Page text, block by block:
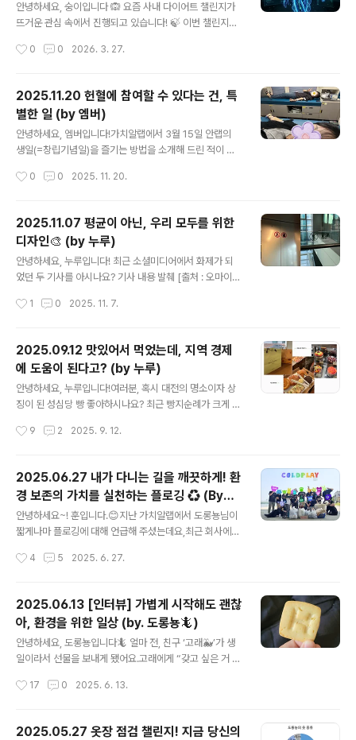
이 무너지면 기업도 문을 닫아야 할 만큼 직접적인 경영 위
기가 찾아오기 때문인데요.세계경제포럼(WEF)과 글로벌
절반 이상(약 55%)이 자연에 직간접적으로 의존하고 있다
안녕하세요, 숭이입니다 🙉 요즘 사내 다이어트 챌린지가
뜨거운 관심 속에서 진행되고 있습니다! 🍃 이번 챌린지는
을 챙기고 있다는 점에서도 의미가 있는데요. 임직원의 집
지속 가능성에 직결되기 때문이에요. 그래서 실제로 많은
기업들이 임직원의 건강 증진을 지원하는 웰니스 복지를 E
SG 경영의 필수 과제로 채택하고 있는데요. 이미 많은 분
들이 이용하고 계신 사내 피트니스 센터, 안마 서비스, 종합
건강검진 등도 이러한 흐름 속에서 운영되고 있는 제도라
에 대한 관심이 높아지고 있는 지금, 여러분들이 실천해볼
0 0 2026. 3. 27.
2025.11.20 헌혈에 참여할 수 있다는 건, 특
별한 일 (by 엠버)
안녕하세요, 엠버입니다!가치알랩에서 3월 15일 안랩의
생일(=창립기념일)을 즐기는 방법을 소개해 드린 적이 있
해보려고 합니다. ‘안랩의 생일을 기념하며, 헌혈로 새로운
매년 많은 안랩 직원이 자발적으로 참여해 주고 계시는데
요. 직접 헌혈에 동참하시거나, 소중히 보관해 두었던 헌혈
증을 기증하시곤 합니다. 한 사람의 작은 나눔이 누군가에
게는 생명을 선물하는 일이 될 수도 있으니까요! ✨ 한편, 3
0번째 생일을 맞은 안랩에서는 더욱더 특별하게 생일뿐만
수혈한 혈액팩과 모인 헌혈증서를 포함해 300개 이상 기
0 0 2025. 11. 20.
2025.11.07 평균이 아닌, 우리 모두를 위한
디자인🎨 (by 누루)
안녕하세요, 누루입니다! 최근 소셜미디어에서 화제가 되
었던 두 기사를 아시나요? 기사 내용 발췌 [출처 : 오마이뉴
대해서, 하나는 이동 약자의 불편을 초래한 디자인에 관해
디자인'입니다. 오늘은 이 ‘유니버설 디자인’에 대해 이야기
해 보고자 해요. 유니버설 디자인이란? 👪유니버설 디자
인이란 모든 사람이 차별 없이 이용할 수 있도록 폭 넓은 환
경 개선을 생각하는 디자인을 의미합니다. 쉽게 말해, 장애
게 이용할 수 있도록 디자인하는 것이에요. 기존에는 ‘보통
1 0 2025. 11. 7.
2025.09.12 맛있어서 먹었는데, 지역 경제
에 도움이 된다고? (by 누루)
안녕하세요, 누루입니다!여러분, 혹시 대전의 명소이자 상
징이 된 성심당 빵 좋아하시나요? 최근 빵지순례가 크게 유
일이 있었습니다. 부산의 희와제과, 강릉의 만동제과를 찾
걸 찾아 떠난 발길이 어쩌면 지역을 살리는 실천이 될 수 있
다는 사실을 알고 계셨나요? 지역의 유명한 빵집들이 하나
의 관광 명소로 자리매김하면서 지역 경제를 살리기도 하
는데요! 성심당이 그 대표적인 사례예요. 성심당 본점을 찾
기 위해 전국 각지에서 몰려든 관광객들이 대전 관광 산업
으로 여행을 가고 그 지역에서 생산된 음식을 사 먹는 행동
9 2 2025. 9. 12.
2025.06.27 내가 다니는 길을 깨끗하게! 환
경 보존의 가치를 실천하는 플로깅 ♻️ (By
훈)
안녕하세요~! 훈입니다.😊지난 가치알랩에서 도롱뇽님이
짧게나마 플로깅에 대해 언급해 주셨는데요,최근 회사에서
에 관심이 있어 개인적으로 참여한 플로깅 활동도 소개해
면서 길가의 쓰레기를 줍는 환경 운동입니다. ‘줍다’라는 뜻
의 스웨덴어 Plocka Upp(플로카 우프)와 ‘천천히 달리
다’라는 뜻의 영어 단어 Jogging이 합쳐져 만들어진 신조
어인데요, 자연보호 활동을 하면서 주변을 산책하며 운동
을 할 수 있는, 몸도 마음도 건강해지는 활동입니다!*내용
콜드플레이 팬카페에서 파생한 플로깅 모임 ‘콜플로깅’에
4 5 2025. 6. 27.
2025.06.13 [인터뷰] 가볍게 시작해도 괜찮
아, 환경을 위한 일상 (by. 도롱뇽🦎)
안녕하세요, 도롱뇽입니다🦎 얼마 전, 친구 ‘고래🐳’가 생
일이라서 선물을 보내게 됐어요.고래에게 “갖고 싶은 거 있
에도 비건 쿠키를 선물한 기억이 떠올랐어요. 사실 고래는
17 0 2025. 6. 13.
2025.05.27 옷장 점검 챌린지! 지금 당신의